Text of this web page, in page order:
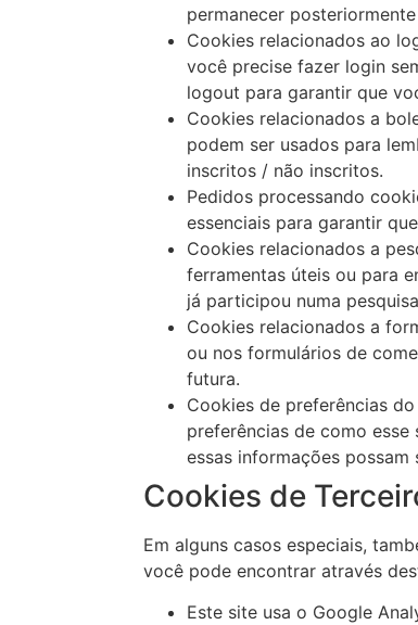
permanecer
Cookies relacionados ao
você precise fazer login
logout para garantir que
Cookies relacionados a
podem ser usados para
inscritos / não inscritos.
Pedidos processando
essenciais para garantir
Cookies relacionados a
ferramentas úteis ou para
já participou numa
Cookies relacionados a
ou nos formulários de
futura.
Cookies de preferências
preferências de como
essas informações
Cookies de
Em alguns casos especiais,
você pode encontrar através
Este site usa o Google